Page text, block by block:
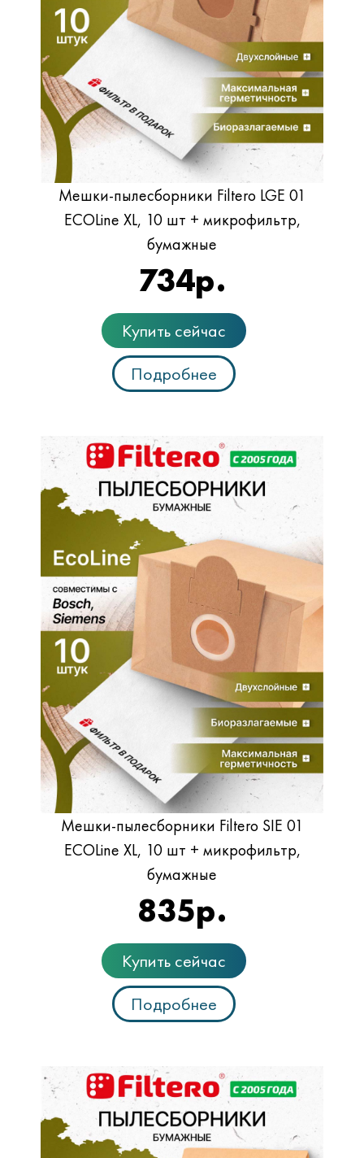
Мешки-пылесборники Filtero LGE 01
ECOLine XL, 10 шт + микрофильтр,
бумажные
734р.
Купить сейчас
Подробнее
Мешки-пылесборники Filtero SIE 01
ECOLine XL, 10 шт + микрофильтр,
бумажные
835р.
Купить сейчас
Подробнее